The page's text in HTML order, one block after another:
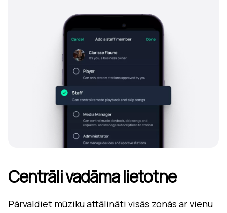
Centrāli vadāma lietotne
Pārvaldiet mūziku attālināti visās zonās ar vienu